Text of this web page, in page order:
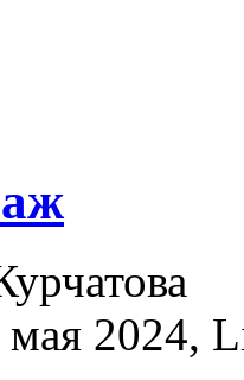
мая 2024,